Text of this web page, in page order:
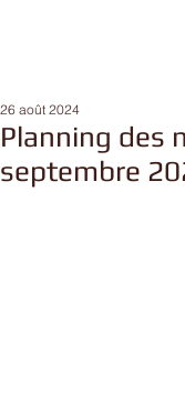
Planning des
septembre
26 août 2024